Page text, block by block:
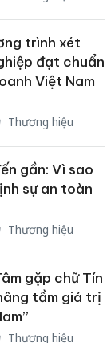
trình xét
đạt chuẩn
Việt Nam
Thương hiệu
gần: Vì sao
sự an toàn
Thương hiệu
gặp chữ Tín
tầm giá trị
Thương hiệu